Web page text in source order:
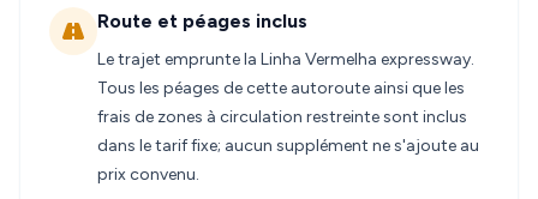
Route et péages inclus
Le trajet emprunte la Linha Vermelha expressway.
Tous les péages de cette autoroute ainsi que les
frais de zones à circulation restreinte sont inclus
dans le tarif fixe; aucun supplément ne s'ajoute au
prix convenu.